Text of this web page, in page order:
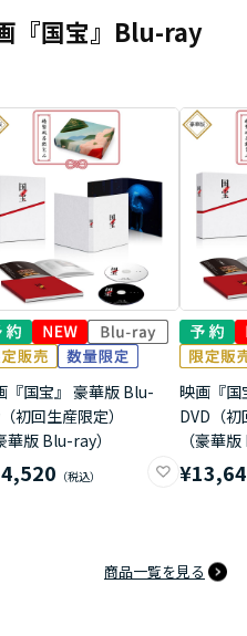
『国宝』Blu-ray
『国宝』 豪華版 Blu-
初回生産限定）
華版 Blu-ray）
映画『国
DVD（
（豪華
商品一覧を見る